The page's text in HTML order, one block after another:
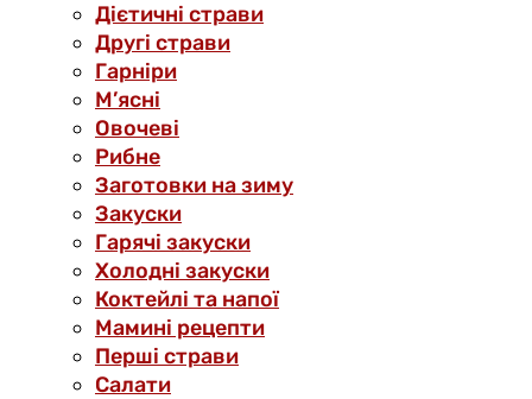
Дієтичні страви
Другі страви
Гарніри
М’ясні
Овочеві
Рибне
Заготовки на зиму
Закуски
Гарячі закуски
Холодні закуски
Коктейлі та напої
Мамині рецепти
Перші страви
Салати